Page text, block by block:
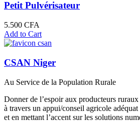
Petit Pulvérisateur
5.500 CFA
Add to Cart
CSAN Niger
Au Service de la Population Rurale
Donner de l’espoir aux producteurs
à travers un appui/conseil agricole
et en mettant l’accent sur les solutions